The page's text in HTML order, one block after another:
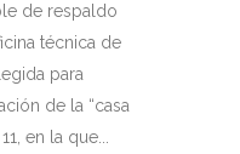
de respaldo
técnica de
para
de la “casa
en la que...